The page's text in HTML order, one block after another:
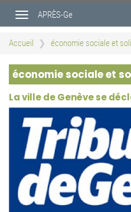
contenu
Toggle
navigation
APRÈS-Ge
Accueil économie sociale et
économie sociale et
La ville de Genève se